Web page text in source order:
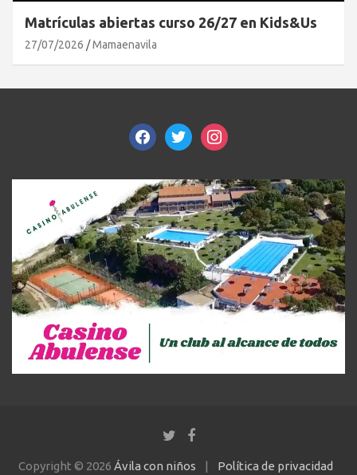
Matrículas abiertas curso 26/27 en Kids&Us
27/07/2026 Mamaenavila
facebooktwitterinstagram
Copyright © 2026 Ávila con niños Política de privacidad